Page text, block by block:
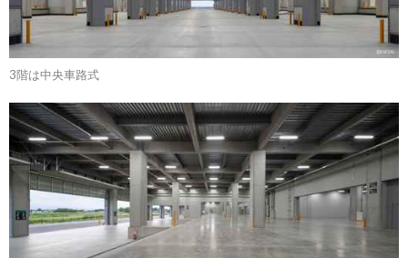
3階は中央車路式